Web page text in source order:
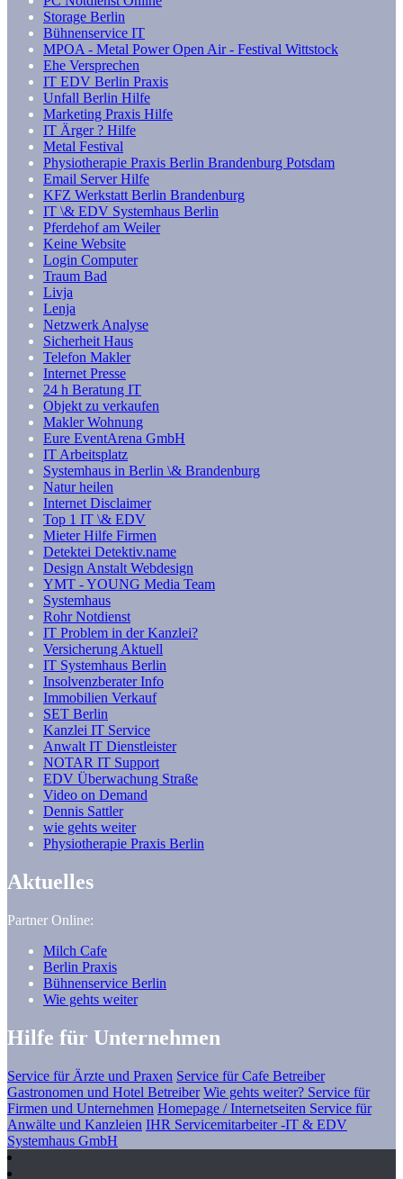
Storage Berlin
Bühnenservice IT
MPOA - Metal Power Open Air - Festival Wittstock
Ehe Versprechen
IT EDV Berlin Praxis
Unfall Berlin Hilfe
Marketing Praxis Hilfe
IT Ärger ? Hilfe
Metal Festival
Physiotherapie Praxis Berlin Brandenburg Potsdam
Email Server Hilfe
KFZ Werkstatt Berlin Brandenburg
IT \& EDV Systemhaus Berlin
Pferdehof am Weiler
Keine Website
Login Computer
Traum Bad
Livja
Lenja
Netzwerk Analyse
Sicherheit Haus
Telefon Makler
Internet Presse
24 h Beratung IT
Objekt zu verkaufen
Makler Wohnung
Eure EventArena GmbH
IT Arbeitsplatz
Systemhaus in Berlin \& Brandenburg
Natur heilen
Internet Disclaimer
Top 1 IT \& EDV
Mieter Hilfe Firmen
Detektei Detektiv.name
Design Anstalt Webdesign
YMT - YOUNG Media Team
Systemhaus
Rohr Notdienst
IT Problem in der Kanzlei?
Versicherung Aktuell
IT Systemhaus Berlin
Insolvenzberater Info
Immobilien Verkauf
SET Berlin
Kanzlei IT Service
Anwalt IT Dienstleister
NOTAR IT Support
EDV Überwachung Straße
Video on Demand
Dennis Sattler
wie gehts weiter
Physiotherapie Praxis Berlin
Aktuelles
Partner Online:
Milch Cafe
Berlin Praxis
Bühnenservice Berlin
Wie gehts weiter
Hilfe für Unternehmen
Service für Ärzte und Praxen Service für Cafe Betreiber
Gastronomen und Hotel Betreiber Wie gehts weiter? Service für
Firmen und Unternehmen Homepage / Internetseiten Service für
Anwälte und Kanzleien IHR Servicemitarbeiter -IT & EDV
Systemhaus GmbH